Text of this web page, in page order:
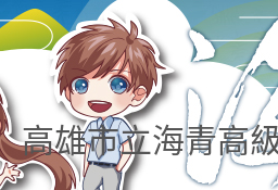
高雄市立海青高